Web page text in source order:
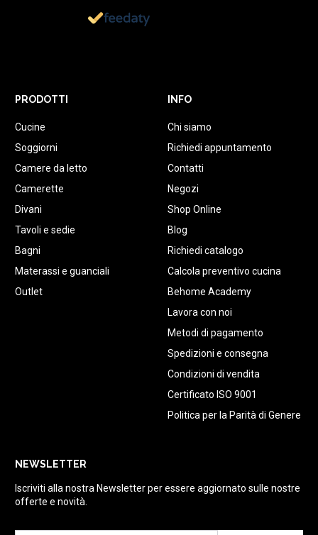
PRODOTTI
Cucine
Soggiorni
Camere da letto
Camerette
Divani
Tavoli e sedie
Bagni
Materassi e guanciali
Outlet
INFO
Chi siamo
Richiedi appuntamento
Contatti
Negozi
Shop Online
Blog
Richiedi catalogo
Calcola preventivo cucina
Behome Academy
Lavora con noi
Metodi di pagamento
Spedizioni e consegna
Condizioni di vendita
Certificato ISO 9001
Politica per la Parità di Genere
NEWSLETTER
Iscriviti alla nostra Newsletter per essere aggiornato sulle nostre
offerte e novità.